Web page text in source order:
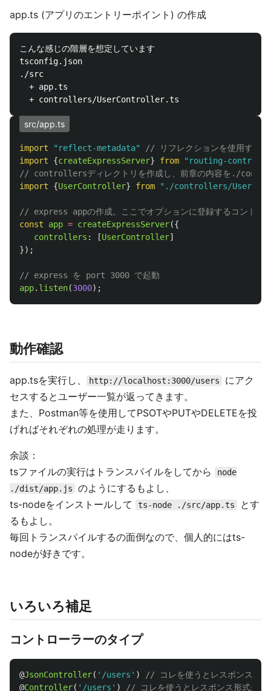
app.ts (アプリのエントリーポイント) の作成
こんな感じの階層を想定しています
tsconfig.json
./src
  + app.ts
src/app.ts
import " reflect-metadata"
// リフレクションを使用するた
import
{createExpressServer} from " routing-
// controllersディレクトリを作成し、前章の内容を./
import
{UserController} from " ./controllers/
// express appの作成。ここでオプションに登録するコントロ
const
app = createExpressServer({
controllers : [UserController]
});
// express を port 3000 で起動
app. listen(3000);
動作確認
app.tsを実行し、 http://localhost:3000/users
にアク
セスするとユーザー一覧が返ってきます。
また、Postman等を使用してPSOTやPUTやDELETEを投
げればそれぞれの処理が走ります。
余談：
tsファイルの実行はトランスパイルをしてから
node
./dist/app.js
のようにするもよし、
ts-nodeをインストールして
ts-node ./src/app.ts
とす
るもよし。
毎回トランスパイルするの面倒なので、個人的にはts-
nodeが好きです。
いろいろ補足
コントローラーのタイプ
@JsonController( ' /users ' )
// コレを使うとレスポンス形式
@Controller( ' /users ' ) // コレを使うとレスポンス形式が